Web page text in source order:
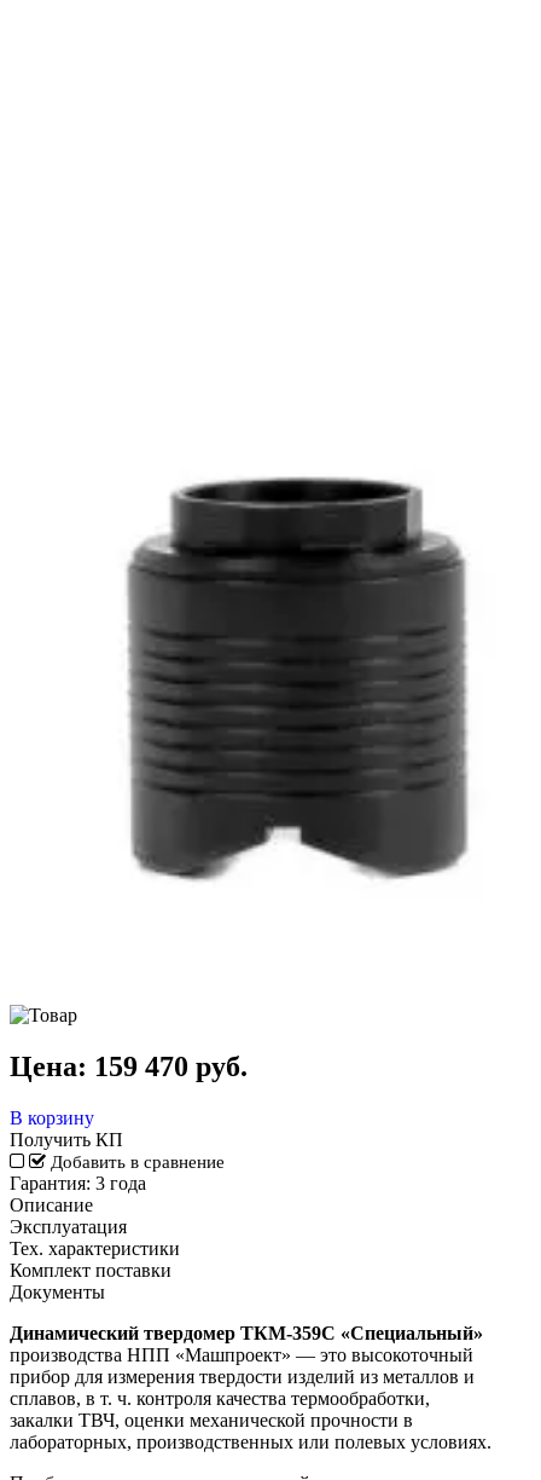
Цена: 159 470 руб.
В корзину
Получить КП
Добавить в сравнение
Гарантия: 3 года
Описание
Эксплуатация
Тех. характеристики
Комплект поставки
Документы
Динамический твердомер ТКМ-359С «Специальный»
производства НПП «Машпроект» — это высокоточный
прибор для измерения твердости изделий из металлов и
сплавов, в т. ч. контроля качества термообработки,
закалки ТВЧ, оценки механической прочности в
лабораторных, производственных или полевых условиях.